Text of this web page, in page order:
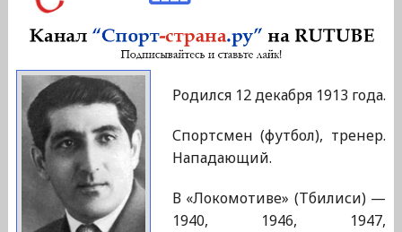
Родился 12 декабря 1913 года.
Спортсмен (футбол), тренер.
Нападающий.
В «Локомотиве» (Тбилиси) —
1940, 1946, 1947,